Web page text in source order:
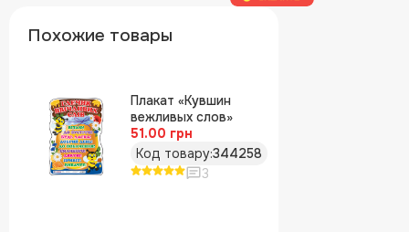
Похожие товары
Плакат «Кувшин
вежливых слов»
51.00 грн
Код товару:344258
3